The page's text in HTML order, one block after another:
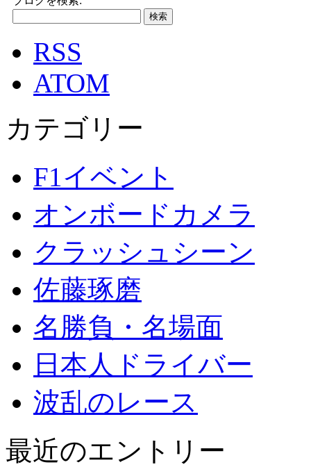
RSS
ATOM
カテゴリー
F1イベント
オンボードカメラ
クラッシュシーン
佐藤琢磨
名勝負・名場面
日本人ドライバー
波乱のレース
最近のエントリー